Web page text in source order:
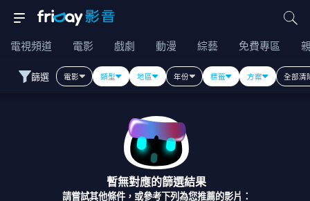
電視頻道 電影 戲劇 動漫 綜藝 免費專區
篩選 電影 類型 地區 年份 標籤 方案 全部清
暫無對應的篩選結果
請嘗試其他條件，或參考下列為您推薦的影片：